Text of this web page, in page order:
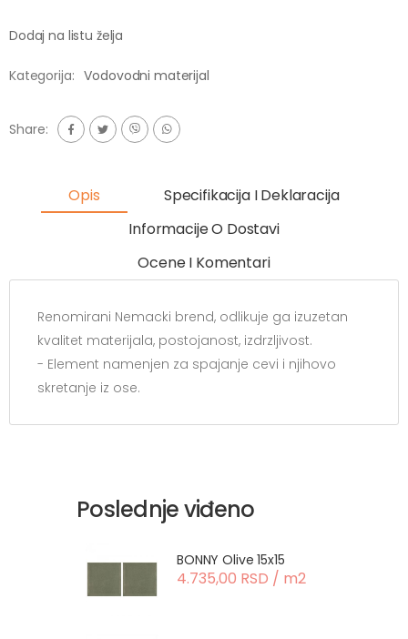
Dodaj na listu želja
Kategorija: Vodovodni materijal
Share:
Opis
Specifikacija I Deklaracija
Informacije O Dostavi
Ocene I Komentari
Renomirani Nemacki brend, odlikuje ga izuzetan
kvalitet materijala, postojanost, izdrzljivost.
- Element namenjen za spajanje cevi i njihovo
skretanje iz ose.
Poslednje viđeno
BONNY Olive 15x15
4.735,00 RSD / m2